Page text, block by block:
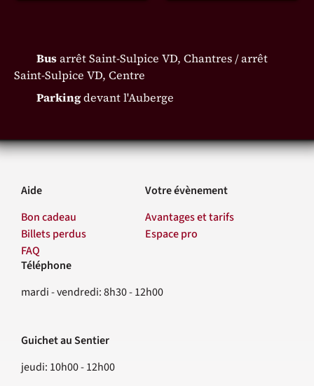
Busarrêt Saint-Sulpice VD, Chantres / arrêt
Saint-Sulpice VD, Centre
Parkingdevant l'Auberge
Aide
Bon cadeau
Billets perdus
FAQ
Votre évènement
Avantages et tarifs
Espace pro
Contact
Téléphone
mardi - vendredi: 8h30 - 12h00
Guichet au Sentier
jeudi: 10h00 - 12h00